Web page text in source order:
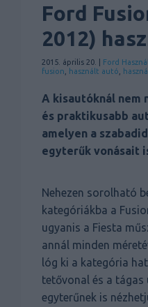
Ford
2012)
2015. április 20. | Ford
fusion
használt autó
A kisautóknál nem
és praktikusabb
amelyen a
egyterűk vonásait
Nehezen sorolható
kategóriákba a
ugyanis a Fiesta
annál minden
lóg ki a kategória
tetővonal és a
egyterűnek is